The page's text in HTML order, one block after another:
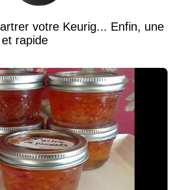
votre Keurig... Enfin, une
rapide